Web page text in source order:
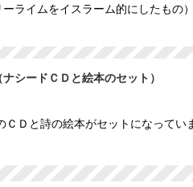
ライムをイスラーム的にしたも
シードＣＤと絵本のセット）
Ｄと詩の絵本がセットになって